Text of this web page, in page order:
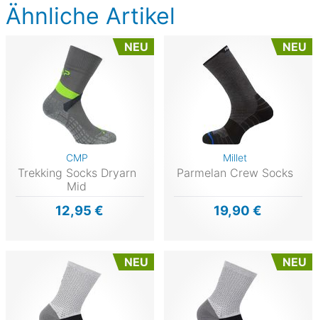
Ähnliche Artikel
NEU
CMP
Trekking Socks Dryarn
Mid
12,95 €
NEU
Millet
Parmelan Crew Socks
19,90 €
NEU NEU